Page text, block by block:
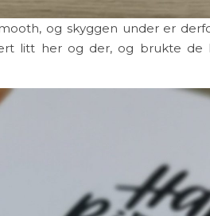
og skyggen under er
litt her og der, og brukte